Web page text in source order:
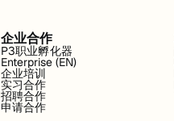
企业合作
P3职业孵化器
Enterprise (EN)
企业培训
实习合作
招聘合作
申请合作